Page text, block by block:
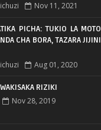
Nov 11, 2021
PICHA: TUKIO LA MOTO
CHA BORA, TAZARA JIJINI
Aug 01, 2020
RIZIKI
Nov 28, 2019